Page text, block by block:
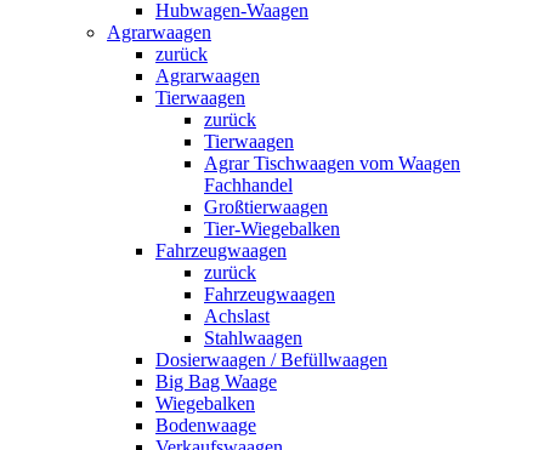
Hubwagen-Waagen
Agrarwaagen
zurück
Agrarwaagen
Tierwaagen
zurück
Tierwaagen
Agrar Tischwaagen vom Waagen
Fachhandel
Großtierwaagen
Tier-Wiegebalken
Fahrzeugwaagen
zurück
Fahrzeugwaagen
Achslast
Stahlwaagen
Dosierwaagen / Befüllwaagen
Big Bag Waage
Wiegebalken
Bodenwaage